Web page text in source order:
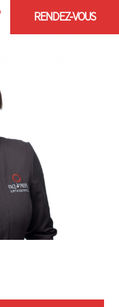
RENDEZ-VOUS